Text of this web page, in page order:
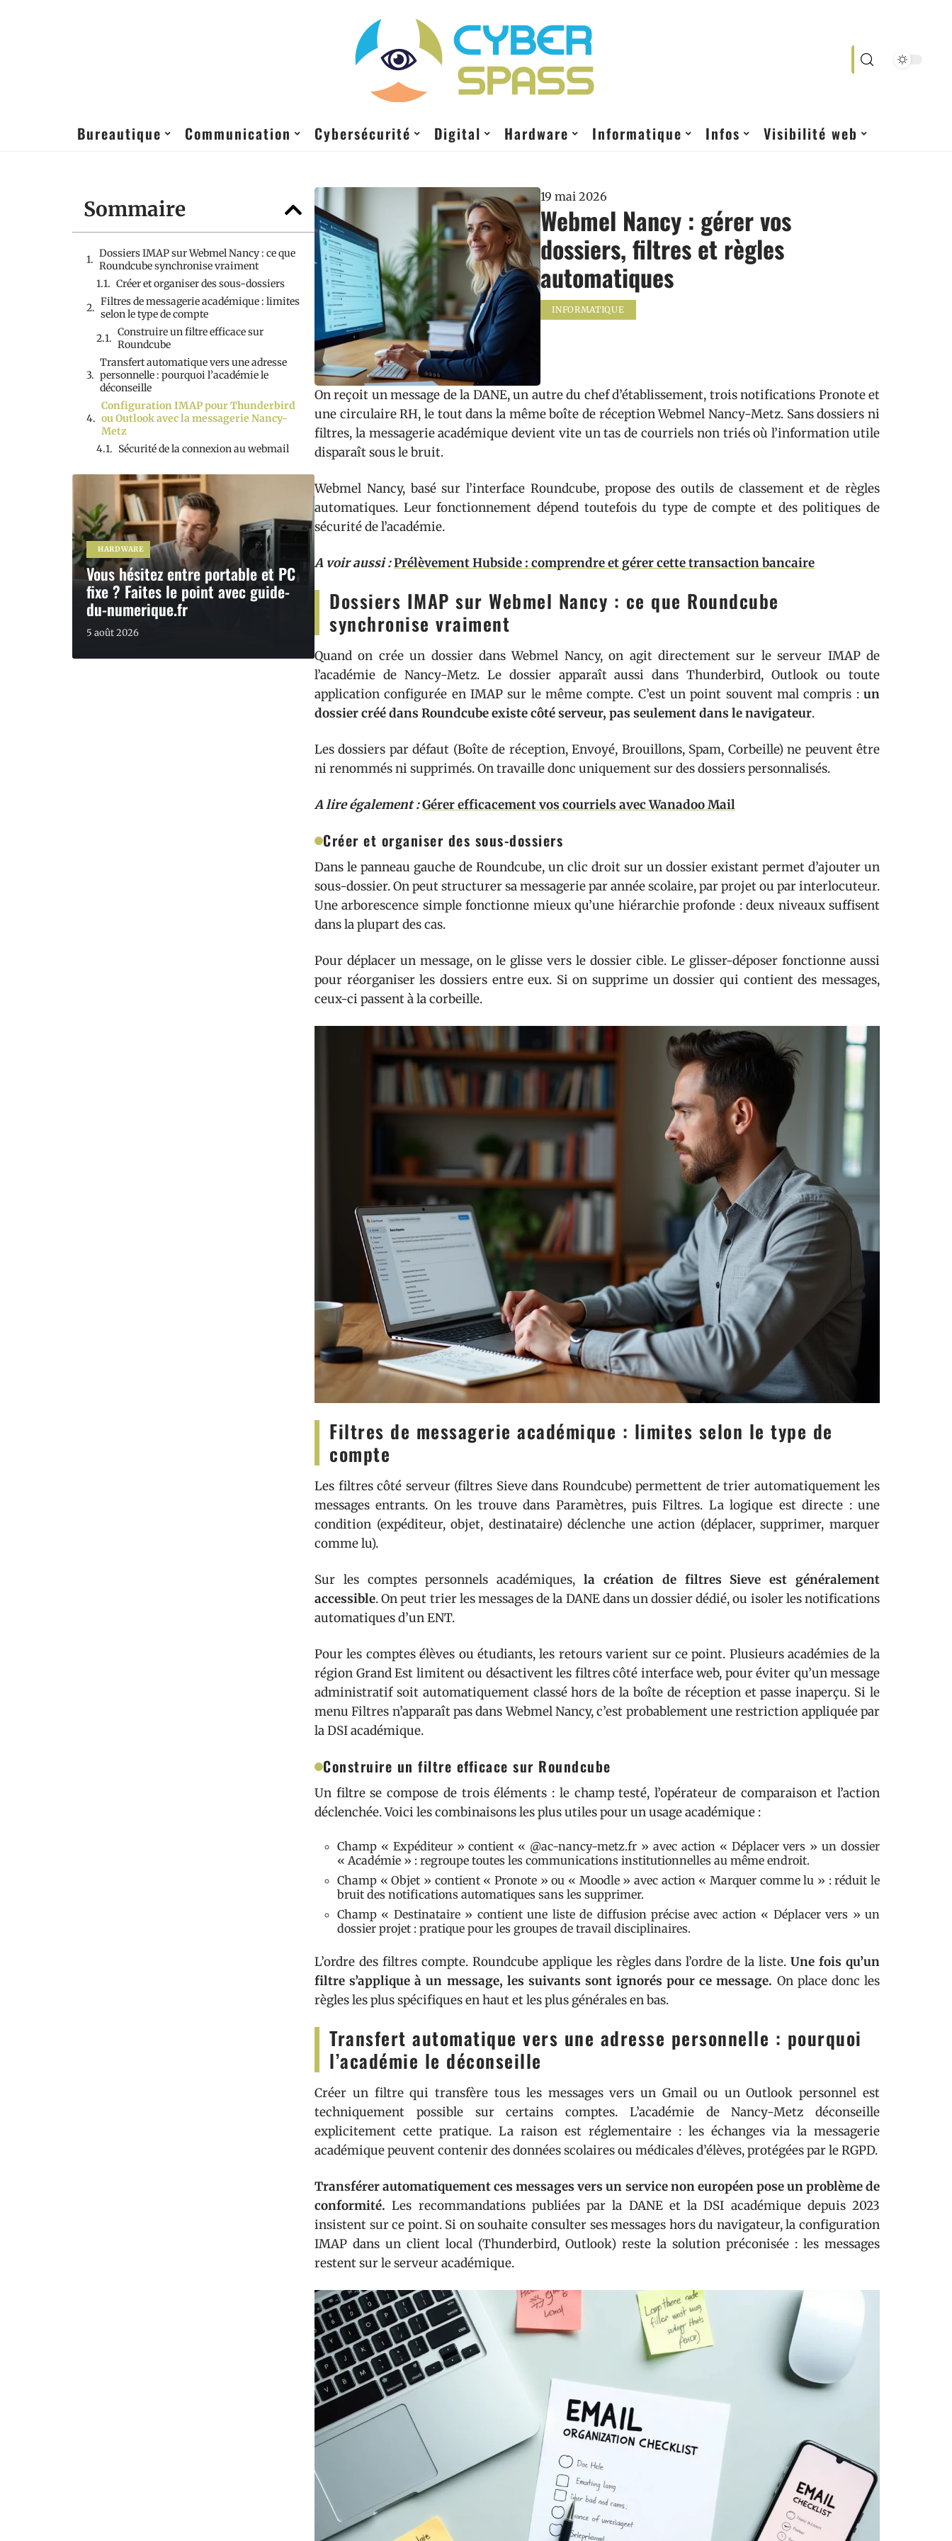
Bureautique Communication Cybersécurité Digital Hardware Informatique Infos Visibilité web
Sommaire
Dossiers IMAP sur Webmel Nancy : ce que
Roundcube synchronise vraiment
Créer et organiser des sous-dossiers
Filtres de messagerie académique : limites
selon le type de compte
Construire un filtre efficace sur
Roundcube
Transfert automatique vers une adresse
personnelle : pourquoi l’académie le
déconseille
Configuration IMAP pour Thunderbird
ou Outlook avec la messagerie Nancy-
Metz
Sécurité de la connexion au webmail
HARDWARE
Vous hésitez entre portable et PC
fixe ? Faites le point avec guide-
du-numerique.fr
5 août 2026
19 mai 2026
Webmel Nancy : gérer vos
dossiers, filtres et règles
automatiques
INFORMATIQUE
On reçoit un message de la DANE, un autre du chef d’établissement, trois notifications Pronote et
une circulaire RH, le tout dans la même boîte de réception Webmel Nancy-Metz. Sans dossiers ni
filtres, la messagerie académique devient vite un tas de courriels non triés où l’information utile
disparaît sous le bruit.
Webmel Nancy, basé sur l’interface Roundcube, propose des outils de classement et de règles
automatiques. Leur fonctionnement dépend toutefois du type de compte et des politiques de
sécurité de l’académie.
A voir aussi :Prélèvement Hubside : comprendre et gérer cette transaction bancaire
Dossiers IMAP sur Webmel Nancy : ce que Roundcube
synchronise vraiment
Quand on crée un dossier dans Webmel Nancy, on agit directement sur le serveur IMAP de
l’académie de Nancy-Metz. Le dossier apparaît aussi dans Thunderbird, Outlook ou toute
application configurée en IMAP sur le même compte. C’est un point souvent mal compris : un
dossier créé dans Roundcube existe côté serveur, pas seulement dans le navigateur.
Les dossiers par défaut (Boîte de réception, Envoyé, Brouillons, Spam, Corbeille) ne peuvent être
ni renommés ni supprimés. On travaille donc uniquement sur des dossiers personnalisés.
A lire également :Gérer efficacement vos courriels avec Wanadoo Mail
Créer et organiser des sous-dossiers
Dans le panneau gauche de Roundcube, un clic droit sur un dossier existant permet d’ajouter un
sous-dossier. On peut structurer sa messagerie par année scolaire, par projet ou par interlocuteur.
Une arborescence simple fonctionne mieux qu’une hiérarchie profonde : deux niveaux suffisent
dans la plupart des cas.
Pour déplacer un message, on le glisse vers le dossier cible. Le glisser-déposer fonctionne aussi
pour réorganiser les dossiers entre eux. Si on supprime un dossier qui contient des messages,
ceux-ci passent à la corbeille.
Filtres de messagerie académique : limites selon le type de
compte
Les filtres côté serveur (filtres Sieve dans Roundcube) permettent de trier automatiquement les
messages entrants. On les trouve dans Paramètres, puis Filtres. La logique est directe : une
condition (expéditeur, objet, destinataire) déclenche une action (déplacer, supprimer, marquer
comme lu).
Sur les comptes personnels académiques,la création de filtres Sieve est généralement
accessible. On peut trier les messages de la DANE dans un dossier dédié, ou isoler les notifications
automatiques d’un ENT.
Pour les comptes élèves ou étudiants, les retours varient sur ce point. Plusieurs académies de la
région Grand Est limitent ou désactivent les filtres côté interface web, pour éviter qu’un message
administratif soit automatiquement classé hors de la boîte de réception et passe inaperçu. Si le
menu Filtres n’apparaît pas dans Webmel Nancy, c’est probablement une restriction appliquée par
la DSI académique.
Construire un filtre efficace sur Roundcube
Un filtre se compose de trois éléments : le champ testé, l’opérateur de comparaison et l’action
déclenchée. Voici les combinaisons les plus utiles pour un usage académique :
Champ « Expéditeur » contient « @ac-nancy-metz.fr » avec action « Déplacer vers » un dossier
« Académie » : regroupe toutes les communications institutionnelles au même endroit.
Champ « Objet » contient « Pronote » ou « Moodle » avec action « Marquer comme lu » : réduit le
bruit des notifications automatiques sans les supprimer.
Champ « Destinataire » contient une liste de diffusion précise avec action « Déplacer vers » un
dossier projet : pratique pour les groupes de travail disciplinaires.
L’ordre des filtres compte. Roundcube applique les règles dans l’ordre de la liste.Une fois qu’un
filtre s’applique à un message, les suivants sont ignorés pour ce message. On place donc les
règles les plus spécifiques en haut et les plus générales en bas.
Transfert automatique vers une adresse personnelle : pourquoi
l’académie le déconseille
Créer un filtre qui transfère tous les messages vers un Gmail ou un Outlook personnel est
techniquement possible sur certains comptes. L’académie de Nancy-Metz déconseille
explicitement cette pratique. La raison est réglementaire : les échanges via la messagerie
académique peuvent contenir des données scolaires ou médicales d’élèves, protégées par le RGPD.
Transférer automatiquement ces messages vers un service non européen pose un problème de
conformité. Les recommandations publiées par la DANE et la DSI académique depuis 2023
insistent sur ce point. Si on souhaite consulter ses messages hors du navigateur, la configuration
IMAP dans un client local (Thunderbird, Outlook) reste la solution préconisée : les messages
restent sur le serveur académique.